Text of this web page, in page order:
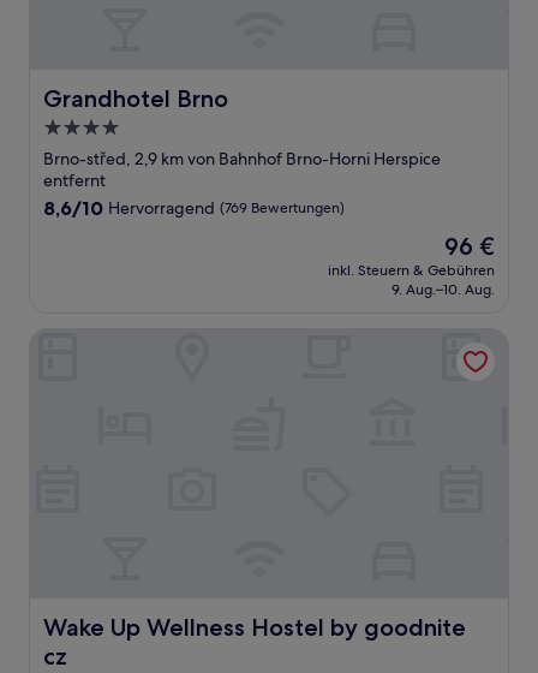
Grandhotel Brno
Grandhotel Brno
4.0-
Sterne-
Unterkunft
Brno-střed, 2,9 km von Bahnhof Brno-Horni Herspice
entfernt
8.6
8,6/10 Hervorragend (769 Bewertungen)
Der
Preis
beträgt
96 €
inkl. Steuern & Gebühren
9. Aug.–10. Aug.
Wake Up Wellness Hostel by goodnite
cz
Wake Up Wellness Hostel by goodnite cz